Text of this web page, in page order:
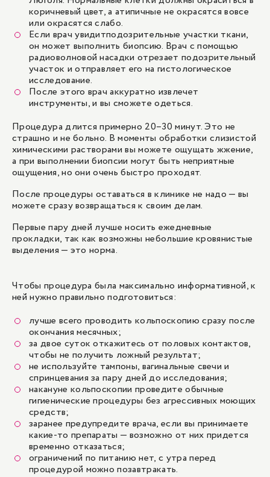
коричневый цвет, а атипичные не окрасятся вовсе
или окрасятся слабо.
Если врач увидитподозрительные участки ткани,
он может выполнить биопсию. Врач с помощью
радиоволновой насадки отрезает подозрительный
участок и отправляет его на гистологическое
исследование.
После этого врач аккуратно извлечет
инструменты, и вы сможете одеться.
Процедура длится примерно 20–30 минут. Это не
страшно и не больно. В моменты обработки слизистой
химическими растворами вы можете ощущать жжение,
а при выполнении биопсии могут быть неприятные
ощущения, но они очень быстро проходят.
После процедуры оставаться в клинике не надо — вы
можете сразу возвращаться к своим делам.
Первые пару дней лучше носить ежедневные
прокладки, так как возможны небольшие кровянистые
выделения — это норма.
Чтобы процедура была максимально информативной, к
ней нужно правильно подготовиться:
лучше всего проводить кольпоскопию сразу после
окончания месячных;
за двое суток откажитесь от половых контактов,
чтобы не получить ложный результат;
не используйте тампоны, вагинальные свечи и
спринцевания за пару дней до исследования;
накануне кольпоскопии проведите обычные
гигиенические процедуры без агрессивных моющих
средств;
заранее предупредите врача, если вы принимаете
какие-то препараты — возможно от них придется
временно отказаться;
ограничений по питанию нет, с утра перед
процедурой можно позавтракать.